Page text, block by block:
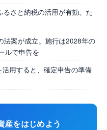
さと納税の活用が有効。た
法案が成立。施行は2028年の
ルで申告を
用すると、確定申告の準備
をはじめよう